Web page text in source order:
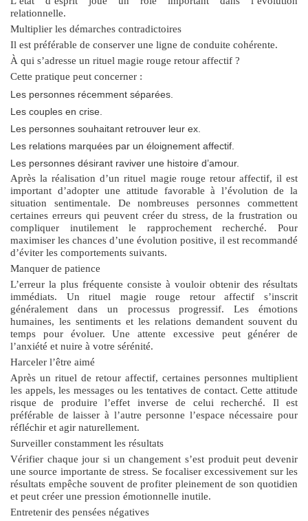
relationnelle.
Multiplier les démarches contradictoires
Il est préférable de conserver une ligne de conduite cohérente.
À qui s’adresse un rituel magie rouge retour affectif ?
Cette pratique peut concerner :
Les personnes récemment séparées.
Les couples en crise.
Les personnes souhaitant retrouver leur ex.
Les relations marquées par un éloignement affectif.
Les personnes désirant raviver une histoire d’amour.
Après la réalisation d’unrituel magie rouge retour affectif, il est
important d’adopter une attitude favorable à l’évolution de la
situation sentimentale. De nombreuses personnes commettent
certaines erreurs qui peuvent créer du stress, de la frustration ou
compliquer inutilement le rapprochement recherché. Pour
maximiser les chances d’une évolution positive, il est recommandé
d’éviter les comportements suivants.
Manquer de patience
L’erreur la plus fréquente consiste à vouloir obtenir des résultats
immédiats. Unrituel magie rouge retour affectif s’inscrit
généralement dans un processus progressif. Les émotions
humaines, les sentiments et les relations demandent souvent du
temps pour évoluer. Une attente excessive peut générer de
l’anxiété et nuire à votre sérénité.
Harceler l’être aimé
Après un rituel de retour affectif, certaines personnes multiplient
les appels, les messages ou les tentatives de contact. Cette attitude
risque de produire l’effet inverse de celui recherché. Il est
préférable de laisser à l’autre personne l’espace nécessaire pour
réfléchir et agir naturellement.
Surveiller constamment les résultats
Vérifier chaque jour si un changement s’est produit peut devenir
une source importante de stress. Se focaliser excessivement sur les
résultats empêche souvent de profiter pleinement de son quotidien
et peut créer une pression émotionnelle inutile.
Entretenir des pensées négatives